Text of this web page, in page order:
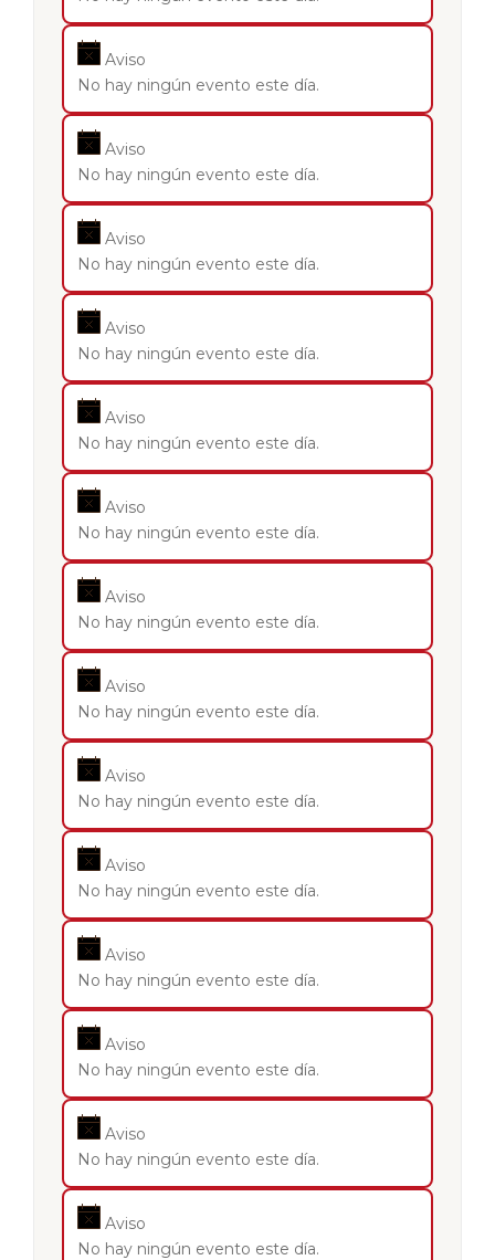
Aviso
No hay ningún evento este día.
Aviso
No hay ningún evento este día.
Aviso
No hay ningún evento este día.
Aviso
No hay ningún evento este día.
Aviso
No hay ningún evento este día.
Aviso
No hay ningún evento este día.
Aviso
No hay ningún evento este día.
Aviso
No hay ningún evento este día.
Aviso
No hay ningún evento este día.
Aviso
No hay ningún evento este día.
Aviso
No hay ningún evento este día.
Aviso
No hay ningún evento este día.
Aviso
No hay ningún evento este día.
Aviso
No hay ningún evento este día.